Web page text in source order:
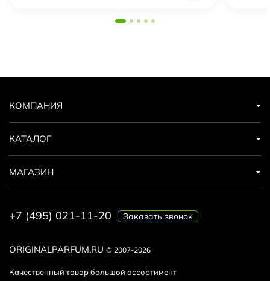
ORIGINALPARFUM.RU © 2007-2026
Качественный товар большой ассортимент
КОМПАНИЯ
КАТАЛОГ
МАГАЗИН
+7 (495) 021-11-20 Заказать звонок